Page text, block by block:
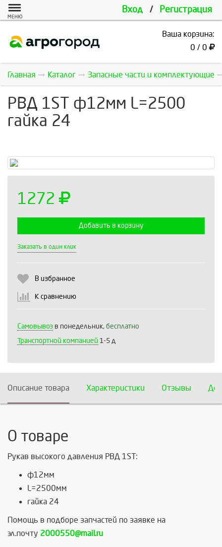
Вход / Регистрация
МЕНЮ
Ваша корзина:
0 / 0
Главная Каталог Запасные части и комплектующие
РВД 1ST ф12мм L=2500
гайка 24
1272
Добавить в корзину
Заказать в один клик
В избранное
К сравнению
Самовывоз в понедельник, бесплатно
Транспортной компанией 1-5 д
Описание товара Характеристики Отзывы
О товаре
Рукав высокого давления РВД 1ST:
ф12мм
L=2500мм
гайка 24
Помощь в подборе запчастей по заявке на
эл.почту 2000550@mail.ru